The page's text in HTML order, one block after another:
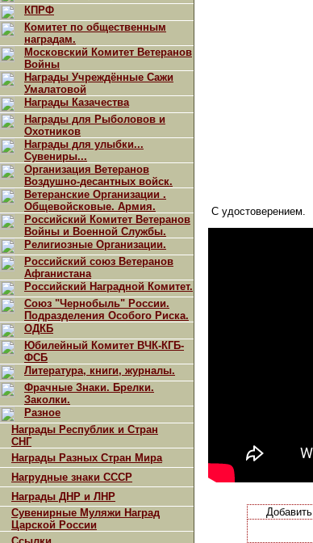
КПРФ
Комитет по общественным
наградам.
Московский Комитет Ветеранов
Войны
Награды Учреждённые Сажи
Умалатовой
Награды Казачества
Награды для Рыболовов и
Охотников
Награды для улыбки...
Сувениры...
Организация Ветеранов
Воздушно-десантных войск.
Ветеранские Организации .
Общевойсковые. Армия.
Российский Комитет Ветеранов
Войны и Военной Службы.
Религиозные Организации.
Российский союз Ветеранов
Афганистана
Российский Наградной Комитет.
Союз "Чернобыль" России.
Подразделения Особого Риска.
ОДКБ
Юбилейный Комитет ВЧК-КГБ-
ФСБ
Литература, книги, журналы.
Фрачные Знаки. Брелки.
Заколки.
Разное
Награды Республик и Стран
СНГ
Награды Разных Стран Мира
Нагрудные знаки СССР
Награды ДНР и ЛНР
Сувенирные Муляжи Наград
Царской России
С удостоверением.
Добавить